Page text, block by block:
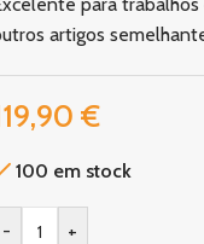
artigos
€
100 em stock
- +